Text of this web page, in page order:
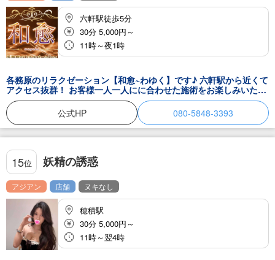
六軒駅徒歩5分
30分 5,000円～
11時～夜1時
各務原のリラクゼーション【和愈~わゆく】です♪ 六軒駅から近くて
アクセス抜群！ お客様一人一人にに合わせた施術をお楽しみいただ
けます。 極上の美女セラピストたちによる癒しなら、心身ともにご
満足いただけるはず。 疲れが気になるあなたにぴったりの当店のリ
ラクゼーションで癒されてくださいね。 セラピスト一同お待ちして
おります。
公式HP 080-5848-3393
15位 妖精の誘惑
アジアン 店舗 ヌキなし
穂積駅
30分 5,000円～
11時～翌4時